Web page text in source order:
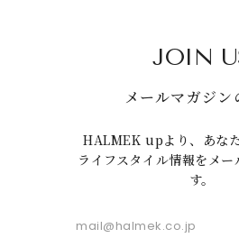
JOIN
メールマガジン
HALMEK upより、あな
ライフスタイル情報をメー
す。